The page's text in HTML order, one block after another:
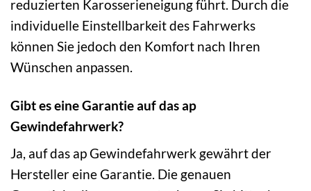
reduzierten Karosserieneigung führt. Durch die
individuelle Einstellbarkeit des Fahrwerks
können Sie jedoch den Komfort nach Ihren
Wünschen anpassen.
Gibt es eine Garantie auf das ap
Gewindefahrwerk?
Ja, auf das ap Gewindefahrwerk gewährt der
Hersteller eine Garantie. Die genauen